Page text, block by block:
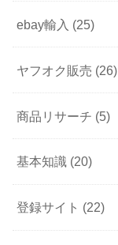
ebay輸入 (25)
ヤフオク販売 (26)
商品リサーチ (5)
基本知識 (20)
登録サイト (22)